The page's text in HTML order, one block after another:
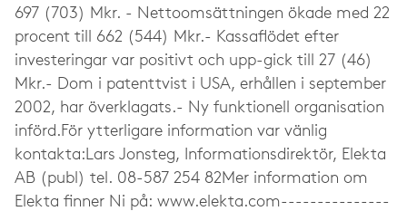
697 (703) Mkr. - Nettoomsättningen ökade med 22
procent till 662 (544) Mkr.- Kassaflödet efter
investeringar var positivt och upp-gick till 27 (46)
Mkr.- Dom i patenttvist i USA, erhållen i september
2002, har överklagats.- Ny funktionell organisation
införd.För ytterligare information var vänlig
kontakta:Lars Jonsteg, Informationsdirektör, Elekta
AB (publ) tel. 08-587 254 82Mer information om
Elekta finner Ni på: www.elekta.com---------------